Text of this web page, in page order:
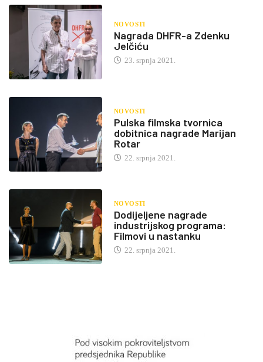
NOVOSTI
Nagrada DHFR-a Zdenku
Jelčiću
23. srpnja 2021.
NOVOSTI
Pulska filmska tvornica
dobitnica nagrade Marijan
Rotar
22. srpnja 2021.
NOVOSTI
Dodijeljene nagrade
industrijskog programa:
Filmovi u nastanku
22. srpnja 2021.